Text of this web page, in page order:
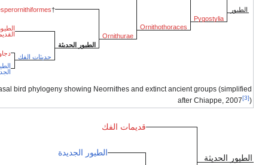
Pygostylia
Ornithothoraces
Ornithurae
†
Hesperornithiformes
الطيور الحديثة
القديمة
حديثات الفك
دجاوزيات
الجديدة
Basal bird phylogeny showing Neornithes and extinct ancient groups
after Chiappe, 2007
الحديثة
قديمات الفك
الطيور الجديدة